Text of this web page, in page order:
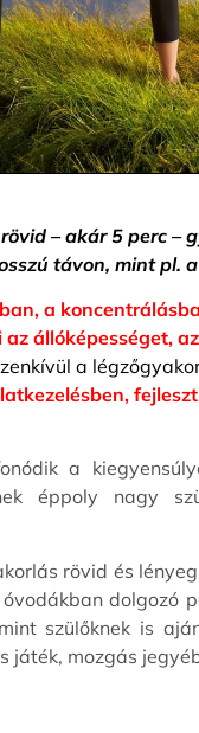
– akár 5 perc –
távon, mint pl.
a
állóképességet,
a
a
éppoly nagy
rövid és
dolgozó
szülőknek is
játék, mozgás